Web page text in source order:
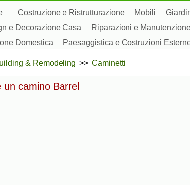
Costruzione e Ristrutturazione Mobili
e Decorazione Casa
Riparazioni e
Domestica
Paesaggistica e Costruzioni
& Remodeling >> Caminetti
un camino Barrel